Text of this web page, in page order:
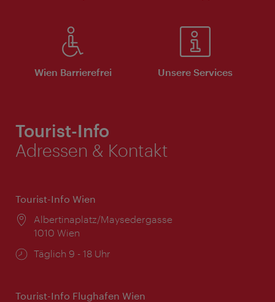
Wien Barrierefrei Unsere Services
Tourist-Info
Adressen & Kontakt
Tourist-Info Wien
Ort:
Albertinaplatz/Maysedergasse
1010 Wien
Öffnungszeiten:
Täglich 9 - 18 Uhr
Tourist-Info Flughafen Wien